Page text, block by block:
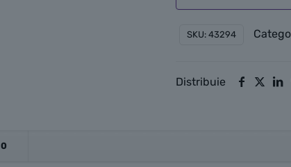
SKU: 43294
Distribuie
0